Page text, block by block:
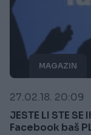
MAGAZIN
27.02.18. 20:09
JESTE LI STE
Facebook baš